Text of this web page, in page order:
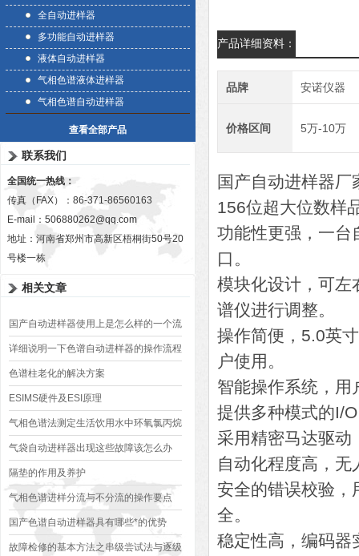
全自动进样器
多功能自动进样器
液体自动进样器
气相色谱液体进样器
气相色谱自动进样器
查看全部产品
联系我们
全国统一热线：
传真（FAX）：86-371-86560163
E-mail： 506880262@qq.com
地址：河南省郑州市高新区梧桐街50号20
号楼一栋
相关文章
国产自动进样器使用上是怎么样的一个流
程呢
详细说明一下色谱自动进样器的操作流程
色谱柱老化的解决方案
ESIMS硬件及ESI原理
气相色谱法测定生活饮用水中环氧氯丙烷
气袋自动进样器出现这些故障该怎么办
隔垫的作用及养护
气相色谱进样分流与不分流的操作要点
国产色谱自动进样器具有哪些*的优势
故障检修的基本方法之串级尝试法与逐级
产品详细资料：
品牌 安诺仪器
价格区间 5万-10万
国产自动进样器
156位超大位数样
功能性更强，一台
口。
模块化设计，可左
谱仪进行调整。
操作简便，5.0英
户使用。
智能操作系统，用
提供多种模式的I/
采用精密马达驱动
自动化程度高，
安全的错误校验，
全。
稳定性高，编码器